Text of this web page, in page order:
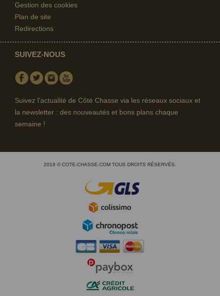
Gestion des cookies
Plan de site
Redirections
SUIVEZ-NOUS
Facebook
TwitterInstagram
Suivez l'actualité de Côté Chasse via les réseaux sociaux et
la newsletter : des nouveautés et bons plans chaque
semaine !
2018 © COTE-CHASSE.COM TOUS DROITS RÉSERVÉS.